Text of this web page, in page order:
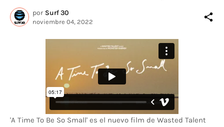
por Surf 30
noviembre 04, 2022
'A Time To Be So Small' es el nuevo film de Wasted Talent